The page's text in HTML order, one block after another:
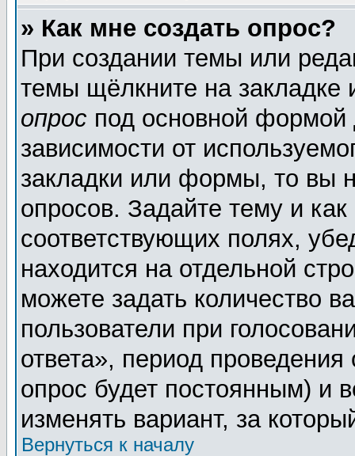
» Как мне создать опрос?
При создании темы или
темы щёлкните на
опрос под основной
зависимости от
закладки или формы, то вы
опросов. Задайте тему и
соответствующих полях,
находится на отдельной
можете задать количество
пользователи при
ответа», период проведения
опрос будет постоянным) и
изменять вариант, за
Вернуться к началу